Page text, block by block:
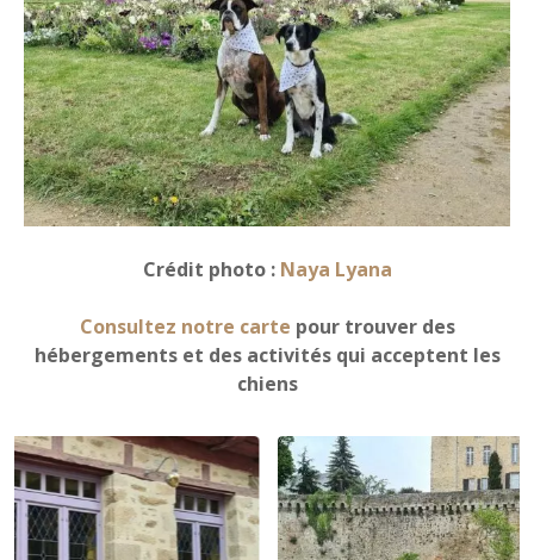
Crédit photo : Naya Lyana
Consultez notre carte pour trouver des
hébergements et des activités qui acceptent les
chiens